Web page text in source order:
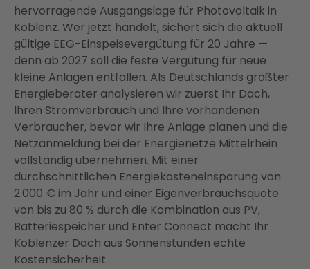
reicht
So läuft Ihre PV-Anlage in Koblenz mit Enter
Warum Koblenzer Hausbesitzer sich für Enter
entscheiden
Fazit: Photovoltaik in Koblenz — jetzt ist der richtige
Zeitpunkt
FAQ
hervorragende Ausgangslage für Photovoltaik in
Koblenz. Wer jetzt handelt, sichert sich die aktuell
gültige EEG-Einspeisevergütung für 20 Jahre —
denn ab 2027 soll die feste Vergütung für neue
kleine Anlagen entfallen. Als Deutschlands größter
Energieberater analysieren wir zuerst Ihr Dach,
Ihren Stromverbrauch und Ihre vorhandenen
Verbraucher, bevor wir Ihre Anlage planen und die
Netzanmeldung bei der Energienetze Mittelrhein
vollständig übernehmen. Mit einer
durchschnittlichen Energiekosteneinsparung von
2.000 € im Jahr und einer Eigenverbrauchsquote
von bis zu 80 % durch die Kombination aus PV,
Batteriespeicher und Enter Connect macht Ihr
Koblenzer Dach aus Sonnenstunden echte
Kostensicherheit.